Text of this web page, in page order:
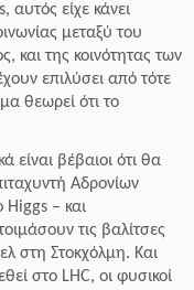
είχε κάνει
μεταξύ του
και της κοινότητας των
επιλύσει από τότε
θεωρεί ότι το
είναι βέβαιοι ότι θα
Αδρονίων
Higgs – και
τις βαλίτσες
στη Στοκχόλμη. Και
στο LHC, οι φυσικοί